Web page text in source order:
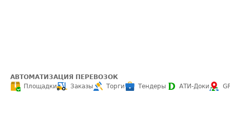
АВТОМАТИЗАЦИЯ ПЕРЕВОЗОК
Площадки
Заказы Торги Тендеры АТИ-Доки